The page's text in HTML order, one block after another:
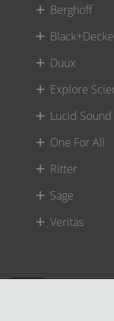
Berghoff
Duux
Explore
Lucid Sound
One For All
Ritter
Sage
Veritas